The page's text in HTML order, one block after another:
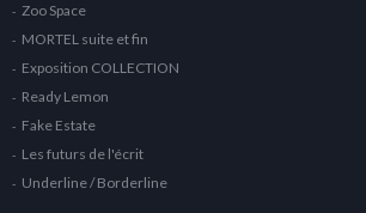
Zoo Space
MORTEL suite et fin
Exposition COLLECTION
Ready Lemon
Fake Estate
Les futurs de l'écrit
Underline / Borderline